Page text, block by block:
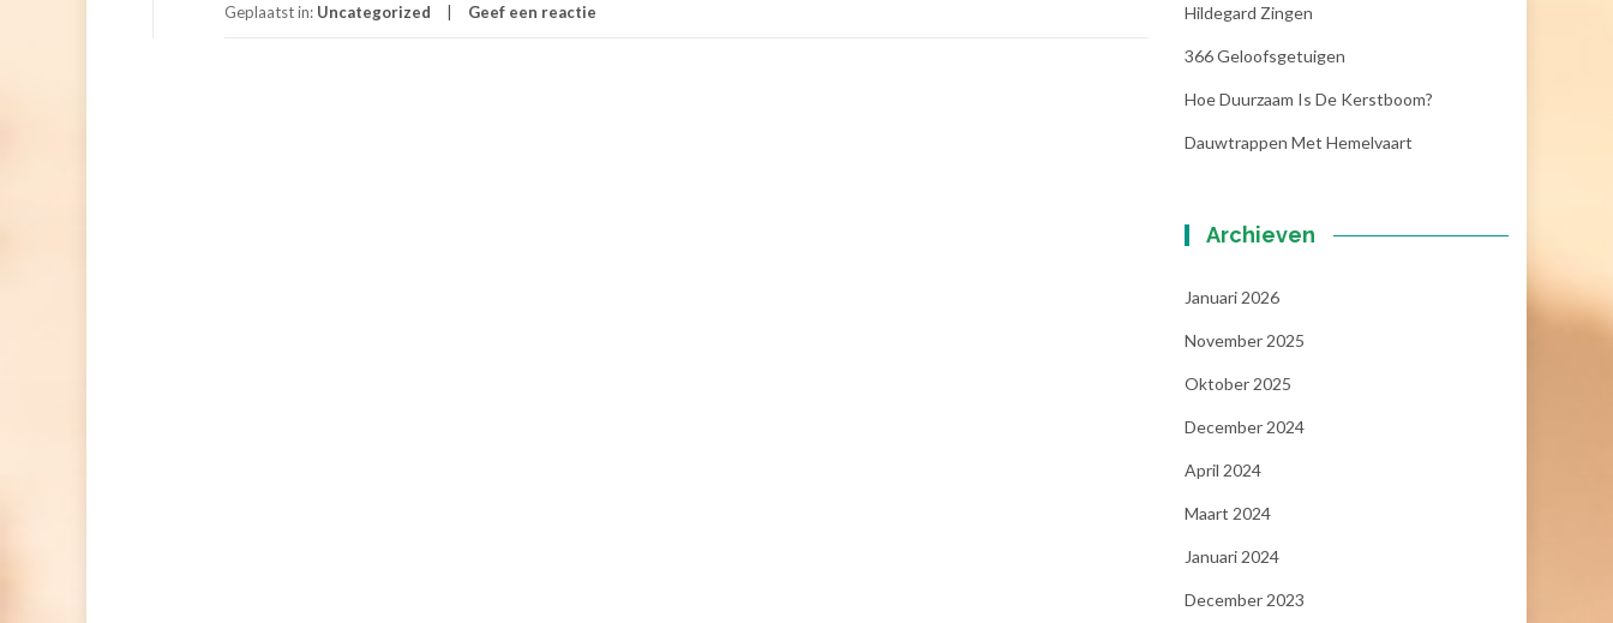
Geplaatst in: Uncategorized Geef een reactie Hildegard Zingen
366 Geloofsgetuigen
Hoe Duurzaam Is De Kerstboom?
Dauwtrappen Met Hemelvaart
Archieven
Januari 2026
November 2025
Oktober 2025
December 2024
April 2024
Maart 2024
Januari 2024
December 2023